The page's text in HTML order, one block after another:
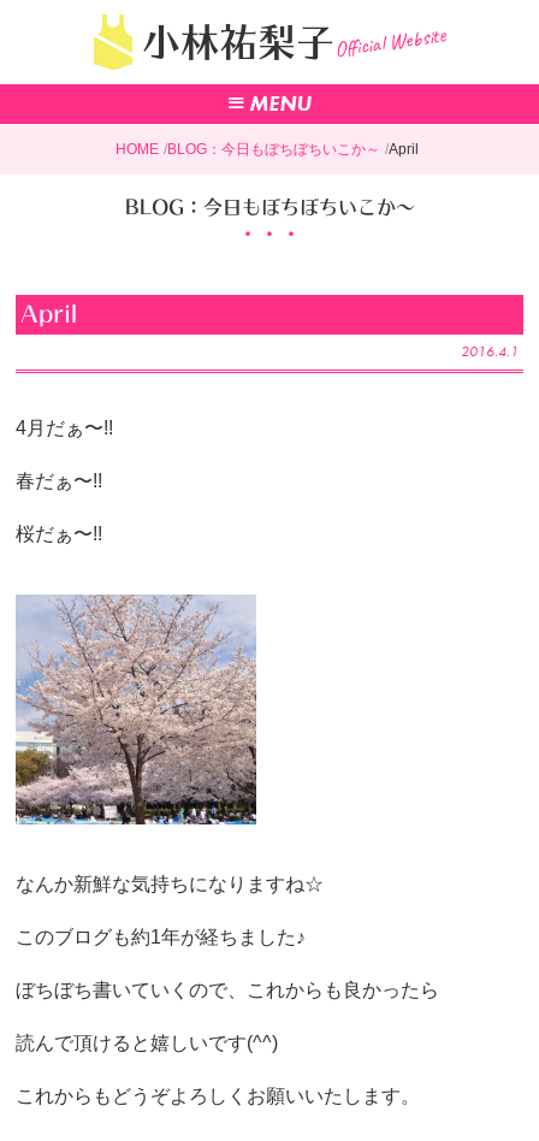
小林祐梨子Official Website
HOME BLOG：今日もぼちぼちいこか～ April
BLOG：今日もぼちぼちいこか～
April
2016.4.1
4月だぁ〜!!
春だぁ〜!!
桜だぁ〜!!
なんか新鮮な気持ちになりますね☆
このブログも約1年が経ちました♪
ぼちぼち書いていくので、これからも良かったら
読んで頂けると嬉しいです(^^)
これからもどうぞよろしくお願いいたします。